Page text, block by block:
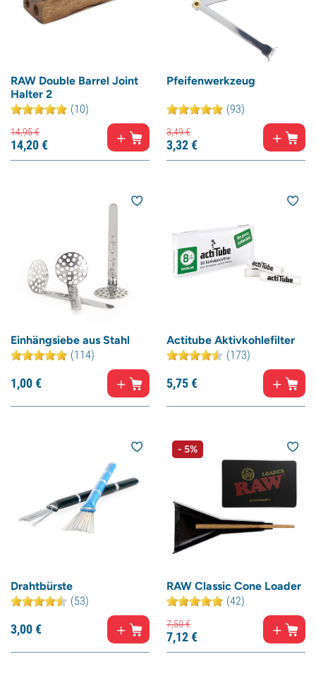
RAW Double Barrel Joint
Halter 2
(10)
14,95€
14,20€
Pfeifenwerkzeug
(93)
3,49€
3,32€
Einhängsiebe aus Stahl
(114)
1,00€
Actitube Aktivkohlefilter
(173)
5,75€
Drahtbürste
(53)
3,00€
- 5%
RAW Classic Cone Loader
(42)
7,50€
7,12€